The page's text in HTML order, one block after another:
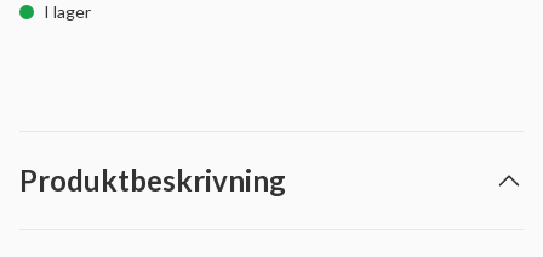
I lager
Produktbeskrivning